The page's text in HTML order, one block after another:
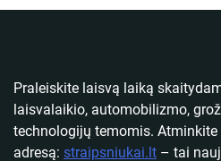
Praleiskite laisvą laiką
laisvalaikio, automobilizmo,
technologijų temomis.
adresą: straipsniukai.lt – tai